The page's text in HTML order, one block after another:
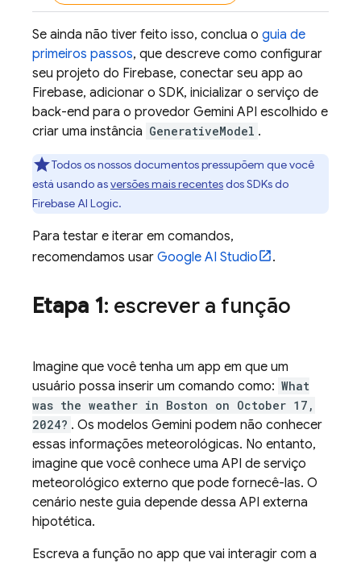
Se ainda não tiver feito isso, conclua o guia de
primeiros passos, que descreve como configurar
seu projeto do Firebase, conectar seu app ao
Firebase, adicionar o SDK, inicializar o serviço de
back-end para o provedor Gemini API escolhido e
criar uma instância GenerativeModel .
Todos os nossos documentos pressupõem que você
está usando asversões mais recentesdos SDKs do
Firebase AI Logic.
Para testar e iterar em comandos,
recomendamos usar Google AI Studio .
Etapa 1: escrever a função
Imagine que você tenha um app em que um
usuário possa inserir um comando como: What
was the weather in Boston on October 17,
2024? . Os modelos Gemini podem não conhecer
essas informações meteorológicas. No entanto,
imagine que você conhece uma API de serviço
meteorológico externo que pode fornecê-las. O
cenário neste guia depende dessa API externa
hipotética.
Escreva a função no app que vai interagir com a